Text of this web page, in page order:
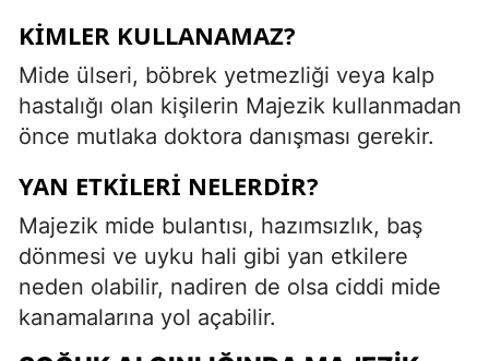
KIMLER KULLANAMAZ?
Mide ülseri, böbrek yetmezliği veya kalp
hastalığı olan kişilerin Majezik kullanmadan
önce mutlaka doktora danışması gerekir.
YAN ETKILERI NELERDIR?
Majezik mide bulantısı, hazımsızlık, baş
dönmesi ve uyku hali gibi yan etkilere
neden olabilir, nadiren de olsa ciddi mide
kanamalarına yol açabilir.